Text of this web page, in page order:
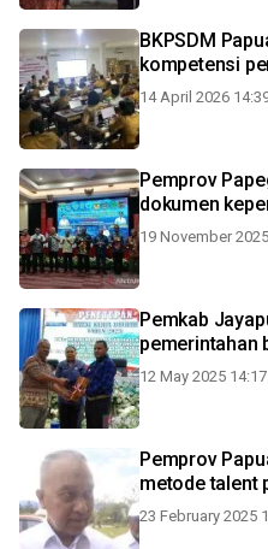
BKPSDM
kompetensi
14 April 2026
Pemprov
dokumen
19 November
Pemkab
pemerintahan
12 May 2025
Pemprov
metode talent
23 February 2025